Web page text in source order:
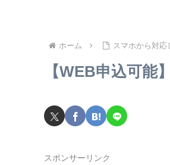
ホーム スマホから対
【WEB申込可能
スポンサーリンク